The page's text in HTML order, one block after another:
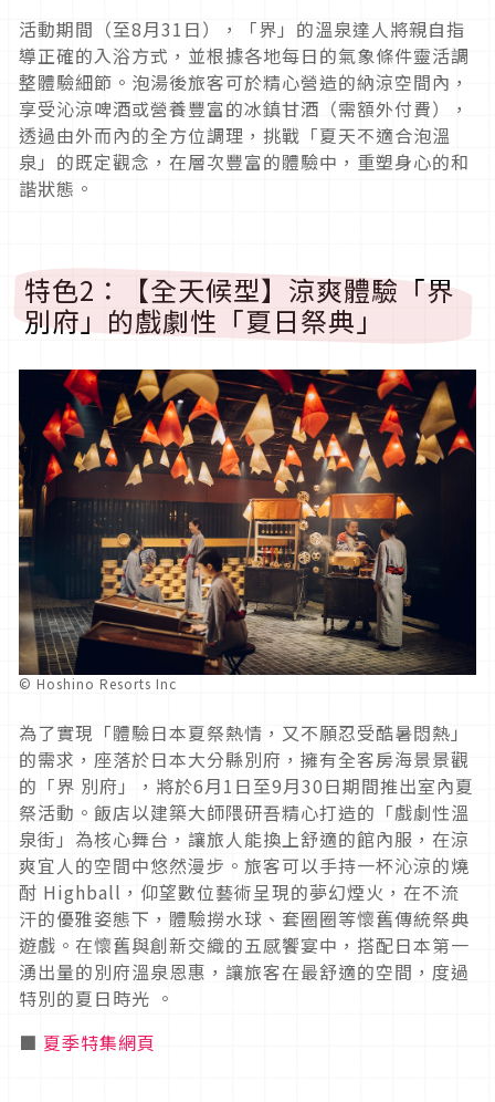
活動期間（至8月31日），「界」的溫泉達人將親自指
導正確的入浴方式，並根據各地每日的氣象條件靈活調
整體驗細節。泡湯後旅客可於精心營造的納涼空間內，
享受沁涼啤酒或營養豐富的冰鎮甘酒（需額外付費），
透過由外而內的全方位調理，挑戰「夏天不適合泡溫
泉」的既定觀念，在層次豐富的體驗中，重塑身心的和
諧狀態。
特色2：【全天候型】涼爽體驗「界
別府」的戲劇性「夏日祭典」
© Hoshino Resorts Inc
為了實現「體驗日本夏祭熱情，又不願忍受酷暑悶熱」
的需求，座落於日本大分縣別府，擁有全客房海景景觀
的「界 別府」，將於6月1日至9月30日期間推出室內夏
祭活動。飯店以建築大師隈研吾精心打造的「戲劇性溫
泉街」為核心舞台，讓旅人能換上舒適的館內服，在涼
爽宜人的空間中悠然漫步。旅客可以手持一杯沁涼的燒
酎 Highball，仰望數位藝術呈現的夢幻煙火，在不流
汗的優雅姿態下，體驗撈水球、套圈圈等懷舊傳統祭典
遊戲。在懷舊與創新交織的五感饗宴中，搭配日本第一
湧出量的別府溫泉恩惠，讓旅客在最舒適的空間，度過
特別的夏日時光 。
■ 夏季特集網頁